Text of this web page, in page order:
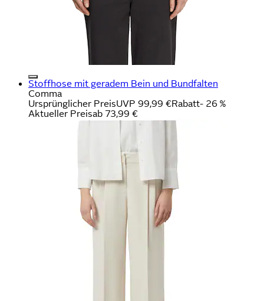
Stoffhose mit geradem Bein und Bundfalten
Comma
Ursprünglicher PreisUVP 99,99 €Rabatt- 26 %
Aktueller Preisab 73,99 €